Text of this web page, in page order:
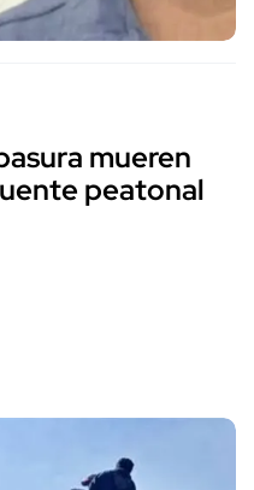
mueren
peatonal